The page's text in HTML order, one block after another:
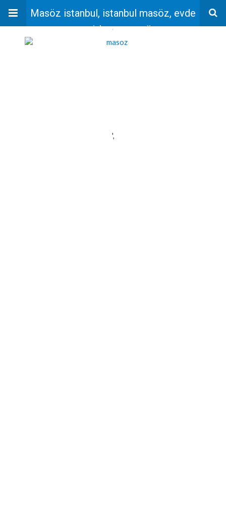
Masöz istanbul, istanbul masöz, evde
masaj, bayan masöz
'
',